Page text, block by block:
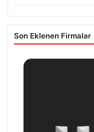
Son Eklenen Firmalar